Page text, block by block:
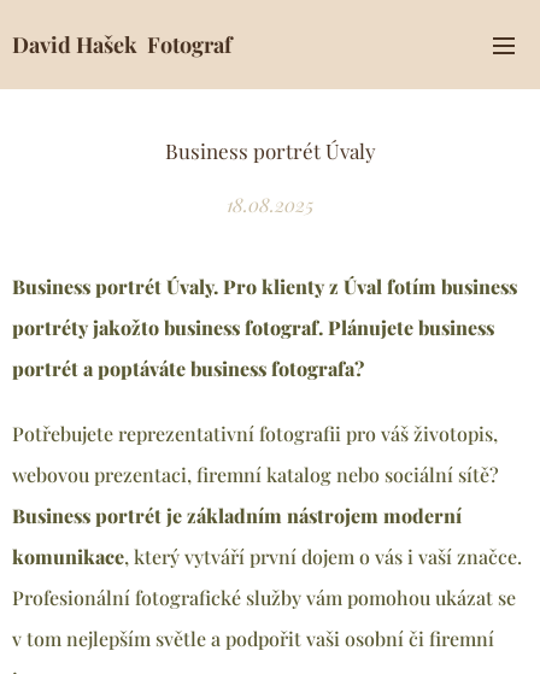
David Hašek Fotograf
Business portrét Úvaly
18.08.2025
Business portrét Úvaly. Pro klienty z Úval fotím business
portréty jakožto business fotograf. Plánujete business
portrét a poptáváte business fotografa?
Potřebujete reprezentativní fotografii pro váš životopis,
webovou prezentaci, firemní katalog nebo sociální sítě?
Business portrét je základním nástrojem moderní
komunikace, který vytváří první dojem o vás i vaší značce.
Profesionální fotografické služby vám pomohou ukázat se
v tom nejlepším světle a podpořit vaši osobní či firemní